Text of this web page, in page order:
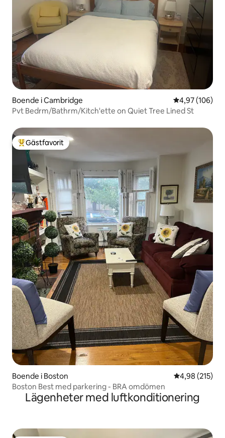
Boende i Cambridge 4,97 av 5 i
4,97 (106)
Pvt Bedrm/Bathrm/Kitch'ette on Quiet Tree Lined St
Populär gästfavorit
Gästfavorit
Boende i Boston 4,98 av 5 i
4,98 (215)
Boston Best med parkering - BRA omdömen
Lägenheter med luftkonditionering